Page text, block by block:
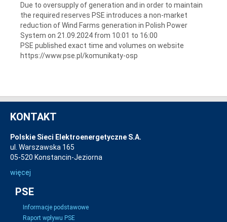
Due to oversupply of generation and in order to maintain
the required reserves PSE introduces a non-market
reduction of Wind Farms generation in Polish Power
System on 21.09.2024 from 10:01 to 16:00
PSE published exact time and volumes on website
https://www.pse.pl/komunikaty-osp
KONTAKT
Polskie Sieci Elektroenergetyczne S.A.
ul. Warszawska 165
05-520 Konstancin-Jeziorna
więcej
PSE
Informacje podstawowe
Raport wpływu PSE